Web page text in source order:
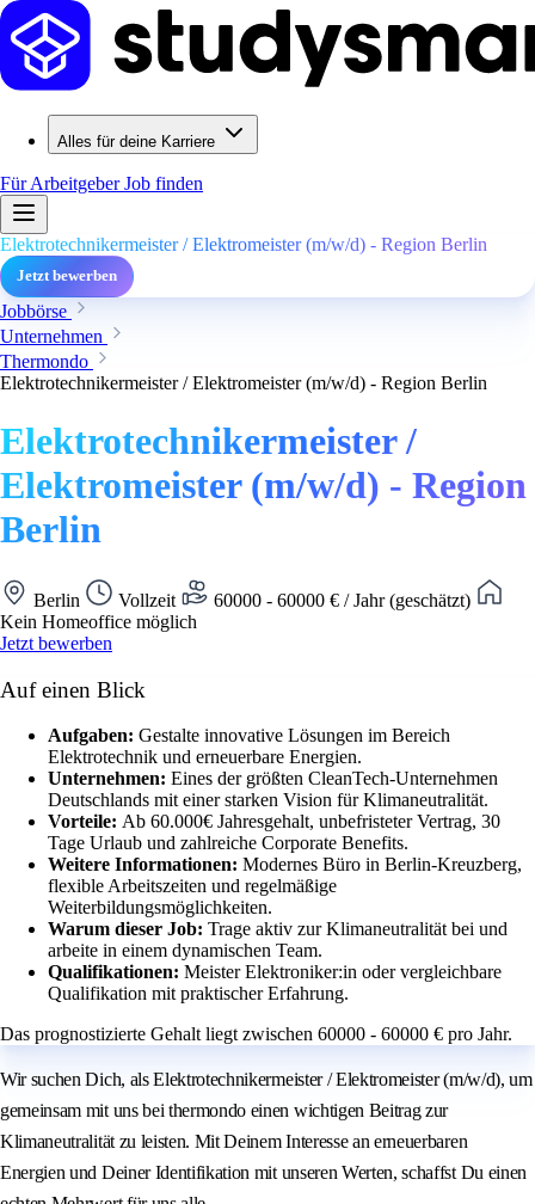
Alles für deine Karriere
Für ArbeitgeberJob finden
Elektrotechnikermeister / Elektromeister (m/w/d) - Region Berlin
Jetzt bewerben
Jobbörse
Unternehmen
Thermondo
Elektrotechnikermeister / Elektromeister (m/w/d) - Region Berlin
Elektrotechnikermeister /
Elektromeister (m/w/d) - Region
Berlin
Berlin Vollzeit
60000 - 60000 € / Jahr (geschätzt)
Kein Homeoffice möglich
Jetzt bewerben
Auf einen Blick
Aufgaben: Gestalte innovative Lösungen im Bereich
Elektrotechnik und erneuerbare Energien.
Unternehmen: Eines der größten CleanTech-Unternehmen
Deutschlands mit einer starken Vision für Klimaneutralität.
Vorteile: Ab 60.000€ Jahresgehalt, unbefristeter Vertrag, 30
Tage Urlaub und zahlreiche Corporate Benefits.
Weitere Informationen: Modernes Büro in Berlin-Kreuzberg,
flexible Arbeitszeiten und regelmäßige
Weiterbildungsmöglichkeiten.
Warum dieser Job: Trage aktiv zur Klimaneutralität bei und
arbeite in einem dynamischen Team.
Qualifikationen: Meister Elektroniker:in oder vergleichbare
Qualifikation mit praktischer Erfahrung.
Das prognostizierte Gehalt liegt zwischen 60000 - 60000 € pro Jahr.
Wir suchen Dich, als Elektrotechnikermeister / Elektromeister (m/w/d), um
gemeinsam mit uns bei thermondo einen wichtigen Beitrag zur
Klimaneutralität zu leisten. Mit Deinem Interesse an erneuerbaren
Energien und Deiner Identifikation mit unseren Werten, schaffst Du einen